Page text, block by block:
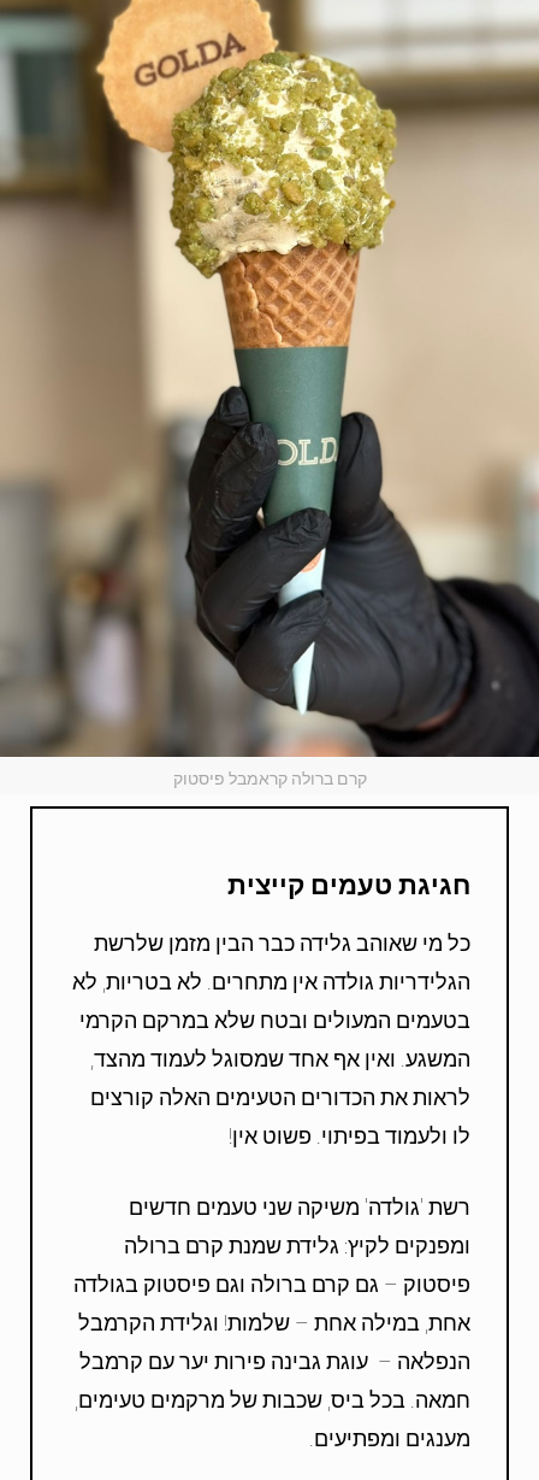
קרם ברולה קראמבל פיסטוק
חגיגת טעמים קייצית
כל מי שאוהב גלידה כבר הבין מזמן שלרשת
הגלידריות גולדה אין מתחרים. לא בטריות, לא
בטעמים המעולים ובטח שלא במרקם הקרמי
המשגע. ואין אף אחד שמסוגל לעמוד מהצד,
לראות את הכדורים הטעימים האלה קורצים
לו ולעמוד בפיתוי. פשוט אין!
רשת 'גולדה' משיקה שני טעמים חדשים
ומפנקים לקיץ: גלידת שמנת קרם ברולה
פיסטוק – גם קרם ברולה וגם פיסטוק בגולדה
אחת, במילה אחת – שלמות! וגלידת הקרמבל
הנפלאה – עוגת גבינה פירות יער עם קרמבל
חמאה. בכל ביס, שכבות של מרקמים טעימים,
מענגים ומפתיעים.